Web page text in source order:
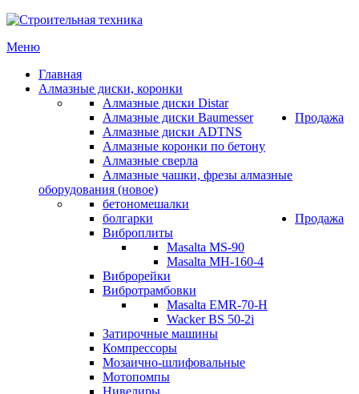
Меню
Главная
Алмазные диски, коронки
Алмазные диски Distar
Алмазные диски Baumesser
Алмазные диски ADTNS
Алмазные коронки по бетону
Алмазные сверла
Алмазные чашки, фрезы алмазные
Продажа
оборудования (новое)
бетономешалки
болгарки
Виброплиты
Masalta MS-90
Masalta MH-160-4
Виброрейки
Вибротрамбовки
Masalta EMR-70-H
Wacker BS 50-2i
Затирочные машины
Компрессоры
Мозаично-шлифовальные
Мотопомпы
Нивелиры
Продажа